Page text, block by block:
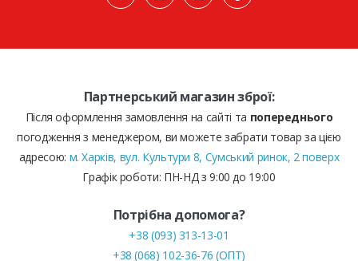
Партнерський магазин зброї:
Після оформлення замовлення на сайті та попереднього
погодження з менеджером, ви можете забрати товар за цією
адресою: м. Харків, вул. Культури 8, Сумський ринок, 2 поверх
Графік роботи: ПН-НД з 9:00 до 19:00
Потрібна допомога?
+38 (093) 313-13-01
+38 (068) 102-36-76 (ОПТ)